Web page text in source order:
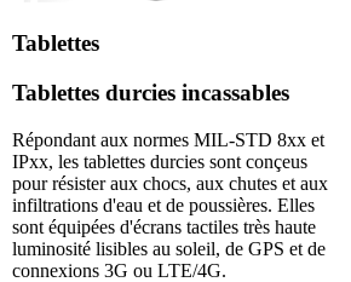
Tablettes
Tablettes durcies incassables
Répondant aux normes MIL-STD 8xx et
IPxx, les tablettes durcies sont conçeus
pour résister aux chocs, aux chutes et aux
infiltrations d'eau et de poussières. Elles
sont équipées d'écrans tactiles très haute
luminosité lisibles au soleil, de GPS et de
connexions 3G ou LTE/4G.